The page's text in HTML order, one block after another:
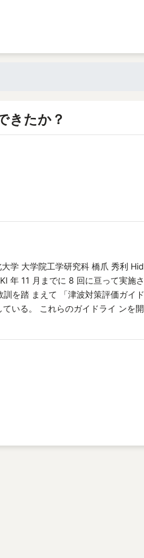
きたか？
学 大学院工学研究科 橋爪 秀利
年 11 月までに 8 回に亘って実施
を踏 まえて 「津波対策評価ガイ
いる。 これらのガイドライ ンを